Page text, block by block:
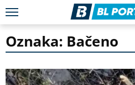
Oznaka: Bačeno